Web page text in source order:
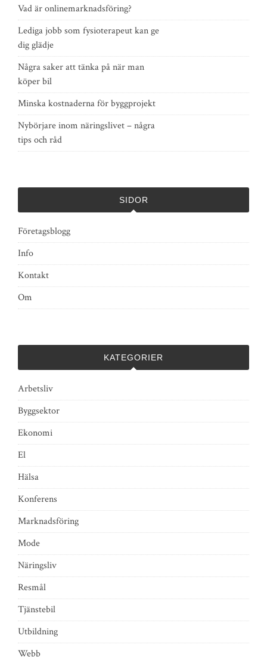
Vad är onlinemarknadsföring?
Lediga jobb som fysioterapeut kan ge
dig glädje
Några saker att tänka på när man
köper bil
Minska kostnaderna för byggprojekt
Nybörjare inom näringslivet – några
tips och råd
SIDOR
Företagsblogg
Info
Kontakt
Om
KATEGORIER
Arbetsliv
Byggsektor
Ekonomi
El
Hälsa
Konferens
Marknadsföring
Mode
Näringsliv
Resmål
Tjänstebil
Utbildning
Webb